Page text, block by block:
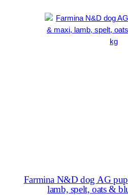
Farmina N&D dog AG
lamb, spelt, oats &